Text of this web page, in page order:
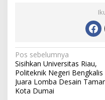
N
a
v
Pos sebelumnya
Sisihkan Universitas Riau,
Politeknik Negeri Bengkalis
Juara Lomba Desain
Kota Dumai